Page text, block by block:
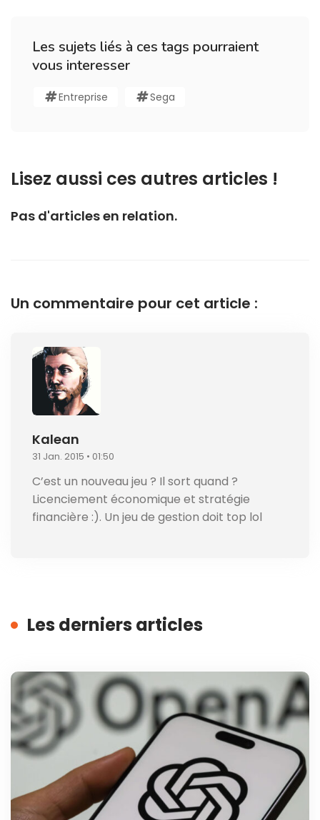
Les sujets liés à ces tags pourraient
vous interesser
Entreprise Sega
Lisez aussi ces autres articles !
Pas d'articles en relation.
Un commentaire pour cet article :
Kalean
31 Jan. 2015 • 01:50
C’est un nouveau jeu ? Il sort quand ?
Licenciement économique et stratégie
financière :). Un jeu de gestion doit top lol
Les derniers articles